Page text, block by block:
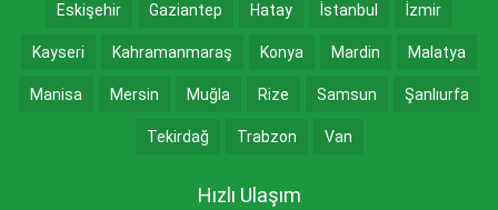
Eskişehir Gaziantep Hatay İstanbul İzmir
Kayseri Kahramanmaraş Konya Mardin Malatya
Manisa Mersin Muğla Rize Samsun Şanlıurfa
Tekirdağ Trabzon Van
Hızlı Ulaşım